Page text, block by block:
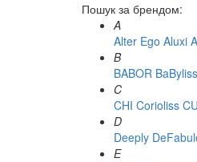
Пошук за брендом:
A
Alter Ego Aluxi
B
BABOR BaByliss
C
CHI Corioliss
D
Deeply
E